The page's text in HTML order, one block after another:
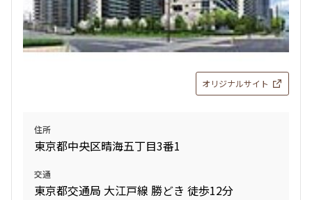
1LDK＋WIC33.69㎡
三井の賃貸 専任物件 ペット可
1.0ヶ月 無
オリジナルサイト
住所
東京都中央区晴海五丁目3番1
交通
東京都交通局 大江戸線 勝どき 徒歩12分